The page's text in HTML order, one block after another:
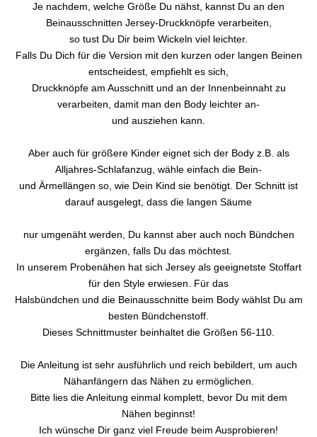
Je nachdem, welche Größe Du nähst, kannst Du an den
Beinausschnitten Jersey-Druckknöpfe verarbeiten,
so tust Du Dir beim Wickeln viel leichter.
Falls Du Dich für die Version mit den kurzen oder langen Beinen
entscheidest, empfiehlt es sich,
Druckknöpfe am Ausschnitt und an der Innenbeinnaht zu
verarbeiten, damit man den Body leichter an-
und ausziehen kann.
Aber auch für größere Kinder eignet sich der Body z.B. als
Alljahres-Schlafanzug, wähle einfach die Bein-
und Ärmellängen so, wie Dein Kind sie benötigt. Der Schnitt ist
darauf ausgelegt, dass die langen Säume
nur umgenäht werden, Du kannst aber auch noch Bündchen
ergänzen, falls Du das möchtest.
In unserem Probenähen hat sich Jersey als geeignetste Stoffart
für den Style erwiesen. Für das
Halsbündchen und die Beinausschnitte beim Body wählst Du am
besten Bündchenstoff.
Dieses Schnittmuster beinhaltet die Größen 56-110.
Die Anleitung ist sehr ausführlich und reich bebildert, um auch
Nähanfängern das Nähen zu ermöglichen.
Bitte lies die Anleitung einmal komplett, bevor Du mit dem
Nähen beginnst!
Ich wünsche Dir ganz viel Freude beim Ausprobieren!